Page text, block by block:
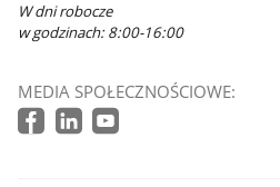
W dni robocze
w godzinach: 8:00-16:00
MEDIA SPOŁECZNOŚCIOWE: